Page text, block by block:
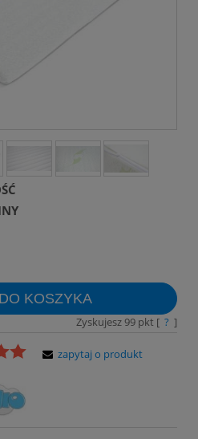
DO KOSZYKA
Zyskujesz 99pkt [ ? ]
zapytaj o produkt